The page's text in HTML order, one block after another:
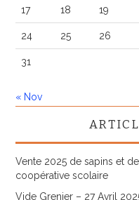
17 18 19
24 25 26
31
« Nov
Vente 2025 de sapins et
coopérative scolaire
Vide Grenier – 27 Avril